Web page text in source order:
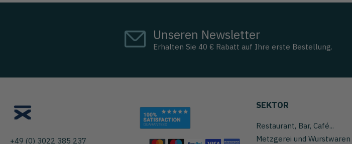
Unseren Newsletter
Erhalten Sie 40 € Rabatt auf Ihre erste Bestellung.
+49 (0) 3022 385 237
SEKTOR
Restaurant, Bar, Café...
Metzgerei und Wurstwaren